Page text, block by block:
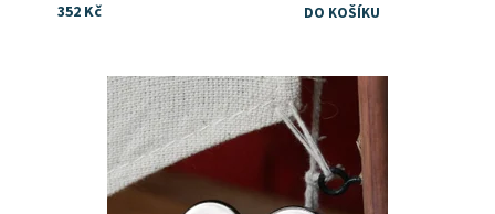
352 Kč
Dostupnost: Skladem